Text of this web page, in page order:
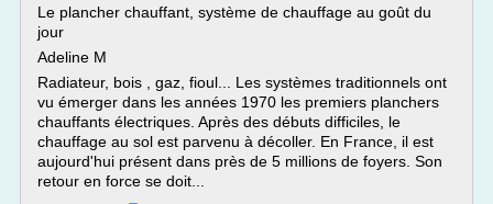
Le plancher chauffant, système de chauffage au goût du
jour
Adeline M
Radiateur, bois , gaz, fioul... Les systèmes traditionnels ont
vu émerger dans les années 1970 les premiers planchers
chauffants électriques. Après des débuts difficiles, le
chauffage au sol est parvenu à décoller. En France, il est
aujourd'hui présent dans près de 5 millions de foyers. Son
retour en force se doit...